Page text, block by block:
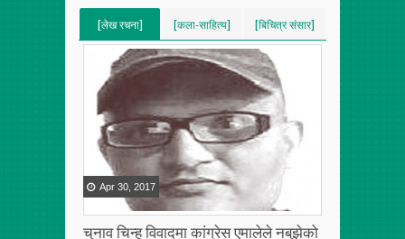
[लेख रचना]
[VERTICAL]
[RECENT][5]
[कला-साहित्य]
[VERTICAL]
[बिचित्र संसार]
[VERTICAL]
[RECENT][5]
चुनाव चिन्ह विवादमा कांग्रेस एमालेले नबुझेको
Apr 30 2017